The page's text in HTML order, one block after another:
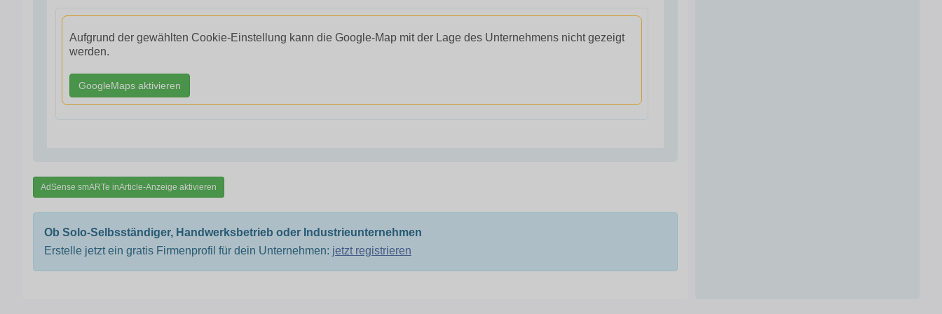
Aufgrund der gewählten Cookie-Einstellung kann die Google-Map mit der Lage des Unternehmens nicht gezeigt
werden.
GoogleMaps aktivieren
AdSense smARTe inArticle-Anzeige aktivieren
Ob Solo-Selbsständiger, Handwerksbetrieb oder Industrieunternehmen
Erstelle jetzt ein gratis Firmenprofil für dein Unternehmen: jetzt registrieren